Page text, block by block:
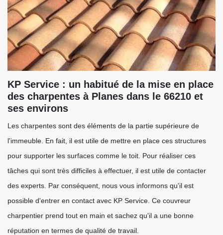
KP Service : un habitué de la mise en place
des charpentes à Planes dans le 66210 et
ses environs
Les charpentes sont des éléments de la partie supérieure de
l'immeuble. En fait, il est utile de mettre en place ces structures
pour supporter les surfaces comme le toit. Pour réaliser ces
tâches qui sont très difficiles à effectuer, il est utile de contacter
des experts. Par conséquent, nous vous informons qu'il est
possible d'entrer en contact avec KP Service. Ce couvreur
charpentier prend tout en main et sachez qu'il a une bonne
réputation en termes de qualité de travail.